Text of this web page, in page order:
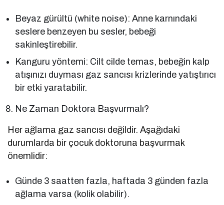
Beyaz gürültü (white noise): Anne karnındaki
seslere benzeyen bu sesler, bebeği
sakinleştirebilir.
Kanguru yöntemi: Cilt cilde temas, bebeğin kalp
atışınızı duyması gaz sancısı krizlerinde yatıştırıcı
bir etki yaratabilir.
Ne Zaman Doktora Başvurmalı?
Her ağlama gaz sancısı değildir. Aşağıdaki
durumlarda bir çocuk doktoruna başvurmak
önemlidir:
Günde 3 saatten fazla, haftada 3 günden fazla
ağlama varsa (kolik olabilir).